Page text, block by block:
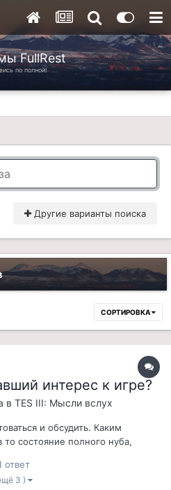
FullRest
по полной!
Другие варианты поиска
СОРТИРОВКА
интерес к игре?
в TES III: Мысли вслух
и обсудить. Каким
состояние полного нуба,
вопрос. Я,
в Морровинд в 2002. И был
ответ
3 )